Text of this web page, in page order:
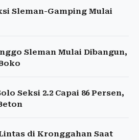
Sleman-Gamping Mulai
Sleman Mulai Dibangun,
Seksi 2.2 Capai 86 Persen,
di Kronggahan Saat